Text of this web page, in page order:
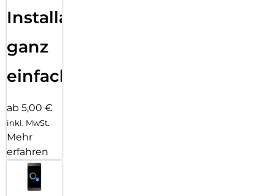
Installation
ganz
einfach
ab 5,00 €
inkl. MwSt.
Mehr
erfahren